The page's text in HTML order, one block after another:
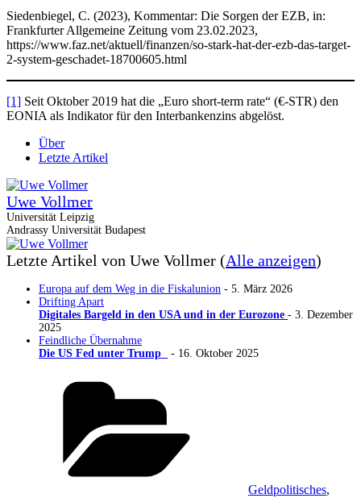
Siedenbiegel, C. (2023), Kommentar: Die Sorgen der EZB, in:
Frankfurter Allgemeine Zeitung vom 23.02.2023,
https://www.faz.net/aktuell/finanzen/so-stark-hat-der-ezb-das-target-
2-system-geschadet-18700605.html
[1] Seit Oktober 2019 hat die „Euro short-term rate“ (€-STR) den
EONIA als Indikator für den Interbankenzins abgelöst.
Über
Letzte Artikel
Uwe Vollmer
Universität Leipzig
Andrassy Universität Budapest
Letzte Artikel von Uwe Vollmer (Alle anzeigen)
Europa auf dem Weg in die Fiskalunion - 5. März 2026
Drifting Apart
Digitales Bargeld in den USA und in der Eurozone - 3. Dezember
2025
Feindliche Übernahme
Die US Fed unter Trump
- 16. Oktober 2025
Geldpolitisches,